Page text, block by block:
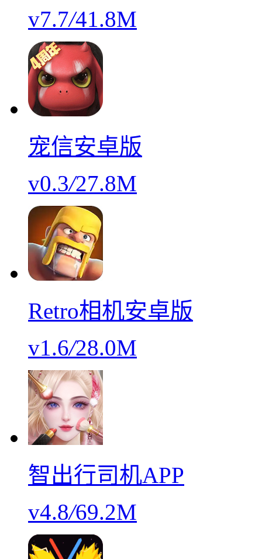
v7.7/41.8M
宠信安卓版
v0.3/27.8M
Retro相机安卓版
v1.6/28.0M
智出行司机APP
v4.8/69.2M